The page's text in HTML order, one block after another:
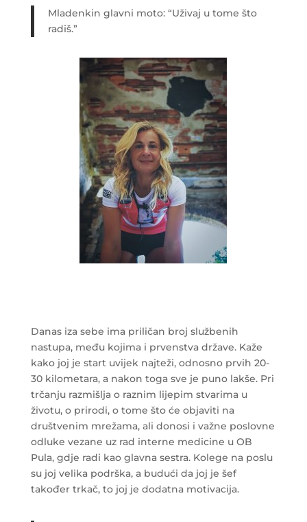
Mladenkin glavni moto: “Uživaj u tome što
radiš.”
Danas iza sebe ima priličan broj službenih
nastupa, među kojima i prvenstva države. Kaže
kako joj je start uvijek najteži, odnosno prvih 20-
30 kilometara, a nakon toga sve je puno lakše. Pri
trčanju razmišlja o raznim lijepim stvarima u
životu, o prirodi, o tome što će objaviti na
društvenim mrežama, ali donosi i važne poslovne
odluke vezane uz rad interne medicine u OB
Pula, gdje radi kao glavna sestra. Kolege na poslu
su joj velika podrška, a budući da joj je šef
također trkač, to joj je dodatna motivacija.